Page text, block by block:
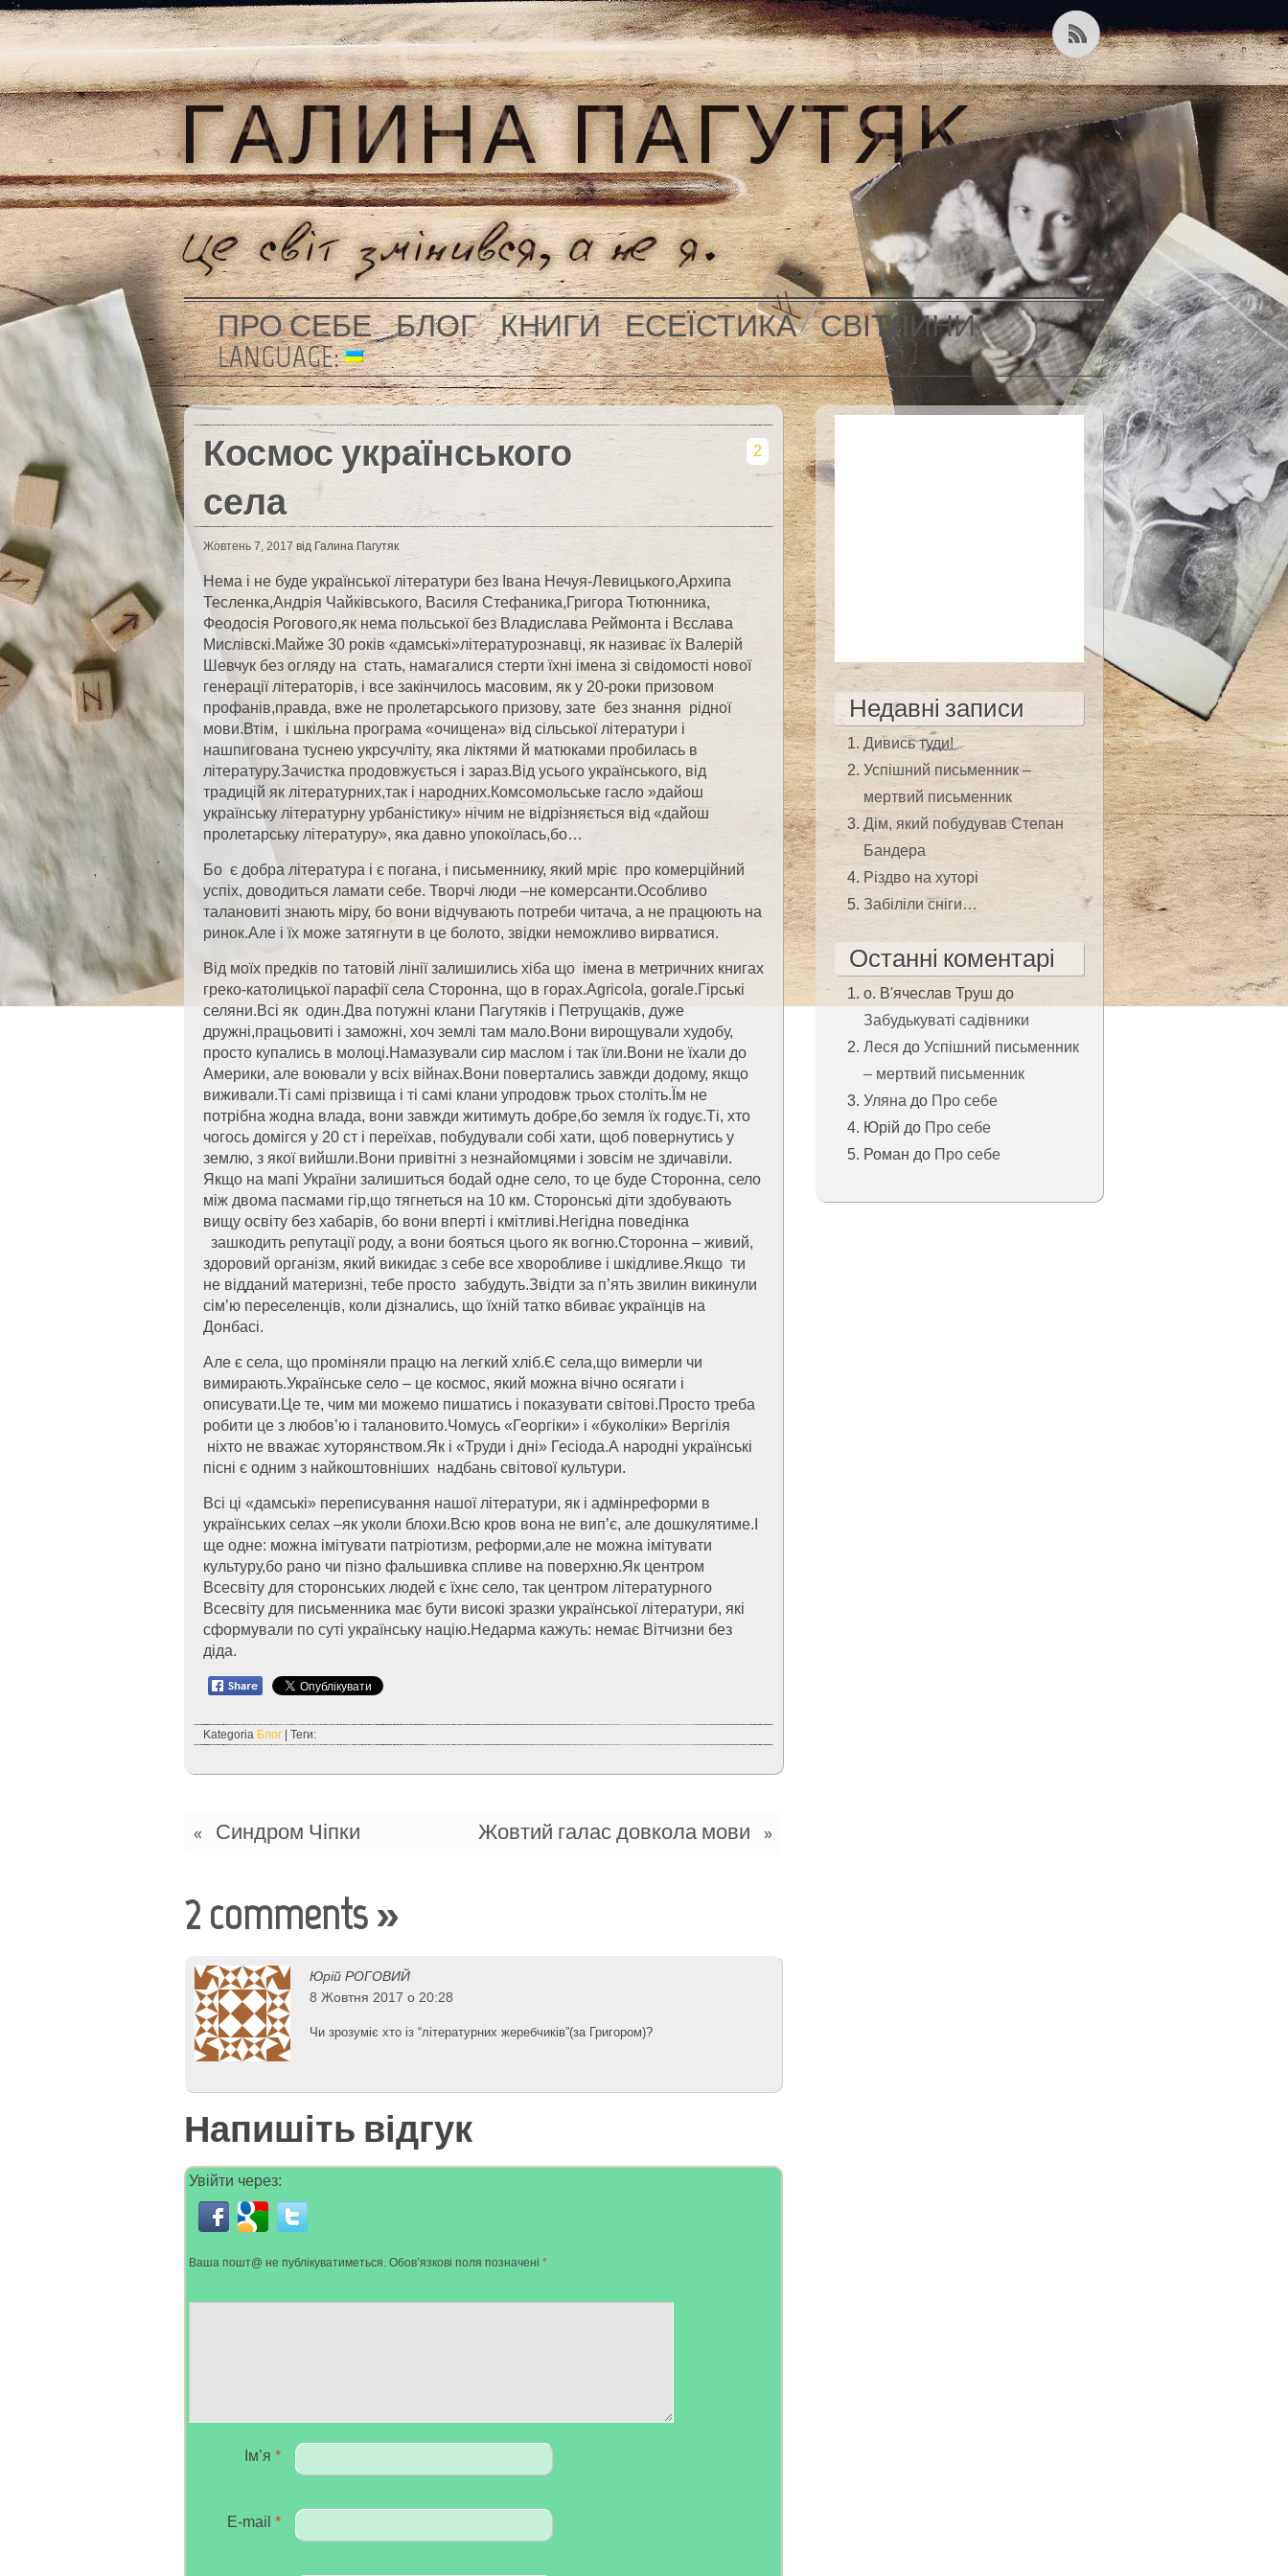
ПРО СЕБЕ БЛОГ КНИГИ ЕСЕЇСТИКА
СВІТЛИНИ
LANGUAGE:
Космос українського
села
2
Жовтень 7, 2017 від Галина Пагутяк
Нема і не буде української літератури без Івана Нечуя-Левицького,Архипа
Тесленка,Андрія Чайківського, Василя Стефаника,Григора Тютюнника,
Феодосія Рогового,як нема польської без Владислава Реймонта і Вєслава
Мислівскі.Майже 30 років «дамські»літературознавці, як називає їх Валерій
Шевчук без огляду на стать, намагалися стерти їхні імена зі свідомості нової
генерації літераторів, і все закінчилось масовим, як у 20-роки призовом
профанів,правда, вже не пролетарського призову, зате без знання рідної
мови.Втім, і шкільна програма «очищена» від сільської літератури і
нашпигована туснею укрсучліту, яка ліктями й матюками пробилась в
літературу.Зачистка продовжується і зараз.Від усього українського, від
традицій як літературних,так і народних.Комсомольське гасло »дайош
українську літературну урбаністику» нічим не відрізняється від «дайош
пролетарську літературу», яка давно упокоїлась,бо…
Бо є добра література і є погана, і письменнику, який мріє про комерційний
успіх, доводиться ламати себе. Творчі люди –не комерсанти.Особливо
талановиті знають міру, бо вони відчувають потреби читача, а не працюють на
ринок.Але і їх може затягнути в це болото, звідки неможливо вирватися.
Від моїх предків по татовій лінії залишились хіба що імена в метричних книгах
греко-католицької парафії села Сторонна, що в горах.Agricola, gorale.Гірські
селяни.Всі як один.Два потужні клани Пагутяків і Петрущаків, дуже
дружні,працьовиті і заможні, хоч землі там мало.Вони вирощували худобу,
просто купались в молоці.Намазували сир маслом і так їли.Вони не їхали до
Америки, але воювали у всіх війнах.Вони повертались завжди додому, якщо
виживали.Ті самі прізвища і ті самі клани упродовж трьох століть.Їм не
потрібна жодна влада, вони завжди житимуть добре,бо земля їх годує.Ті, хто
чогось домігся у 20 ст і переїхав, побудували собі хати, щоб повернутись у
землю, з якої вийшли.Вони привітні з незнайомцями і зовсім не здичавіли.
Якщо на мапі України залишиться бодай одне село, то це буде Сторонна, село
між двома пасмами гір,що тягнеться на 10 км. Сторонські діти здобувають
вищу освіту без хабарів, бо вони вперті і кмітливі.Негідна поведінка
зашкодить репутації роду, а вони бояться цього як вогню.Сторонна – живий,
здоровий організм, який викидає з себе все хворобливе і шкідливе.Якщо ти
не відданий материзні, тебе просто забудуть.Звідти за п’ять звилин викинули
сім’ю переселенців, коли дізнались, що їхній татко вбиває українців на
Донбасі.
Але є села, що проміняли працю на легкий хліб.Є села,що вимерли чи
вимирають.Українське село – це космос, який можна вічно осягати і
описувати.Це те, чим ми можемо пишатись і показувати світові.Просто треба
робити це з любов’ю і талановито.Чомусь «Георгіки» і «буколіки» Вергілія
ніхто не вважає хуторянством.Як і «Труди і дні» Гесіода.А народні українські
пісні є одним з найкоштовніших надбань світової культури.
Всі ці «дамські» переписування нашої літератури, як і адмінреформи в
українських селах –як уколи блохи.Всю кров вона не вип’є, але дошкулятиме.І
ще одне: можна імітувати патріотизм, реформи,але не можна імітувати
культуру,бо рано чи пізно фальшивка спливе на поверхню.Як центром
Всесвіту для сторонських людей є їхнє село, так центром літературного
Всесвіту для письменника має бути високі зразки української літератури, які
сформували по суті українську націю.Недарма кажуть: немає Вітчизни без
діда.
Kategoria Блог | Теги:
Жовтий галас довкола мови »
« Синдром Чіпки
2 comments »
Юрій РОГОВИЙ
8 Жовтня 2017 о 20:28
Чи зрозуміє хто із “літературних жеребчиків”(за Григором)?
Напишіть відгук
Увійти через:
Ваша пошт@ не публікуватиметься. Обов’язкові поля позначені *
Ім’я *
E-mail *
Недавні записи
Дивись туди!
Успішний письменник –
мертвий письменник
Дім, який побудував Степан
Бандера
Різдво на хуторі
Забіліли сніги…
Останні коментарі
о. В'ячеслав Труш до
Забудькуваті садівники
Леся до Успішний письменник
– мертвий письменник
Уляна до Про себе
Юрій до Про себе
Роман до Про себе